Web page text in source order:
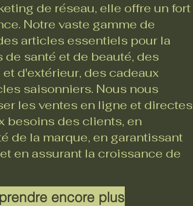
de réseau, elle offre un fort
Notre vaste gamme de
articles essentiels pour la
santé et de beauté, des
d'extérieur, des cadeaux
saisonniers. Nous nous
les ventes en ligne et directes
besoins des clients, en
de la marque, en garantissant
en assurant la croissance de
encore plus